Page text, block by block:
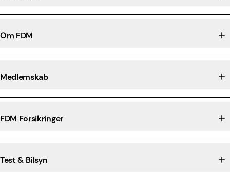
Om FDM
Medlemskab
FDM Forsikringer
Test & Bilsyn